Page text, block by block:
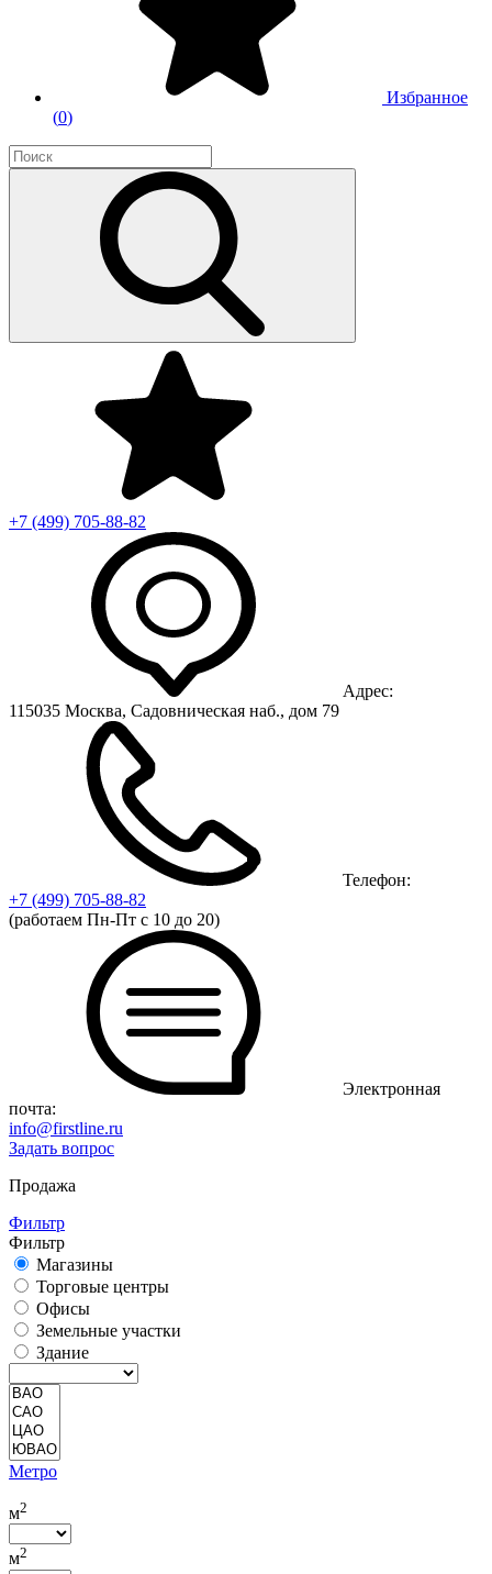
Избранное
(0)
+7 (499) 705-88-82
Адрес:
115035 Москва, Садовническая наб., дом 79
Телефон:
+7 (499) 705-88-82
(работаем Пн-Пт с 10 до 20)
Электронная
почта:
info@firstline.ru
Задать вопрос
Продажа
Фильтр
Фильтр
Магазины
Торговые центры
Офисы
Земельные участки
Здание
Метро
м2
м2